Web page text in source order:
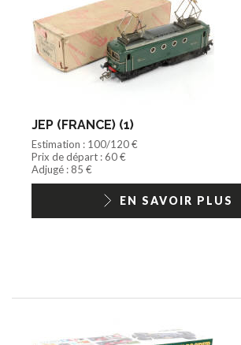
JEP (FRANCE) (1)
Estimation : 100/120 €
Prix de départ : 60 €
Adjugé : 85 €
EN SAVOIR PLUS